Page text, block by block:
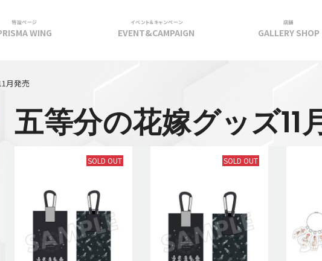
特設ページ
WING
イベント＆キャンペーン
EVENT&CAMPAIGN
店舗
GALLERY SHOP
月発売
五等分の花嫁グッズ11
SOLD OUT SOLD OUT